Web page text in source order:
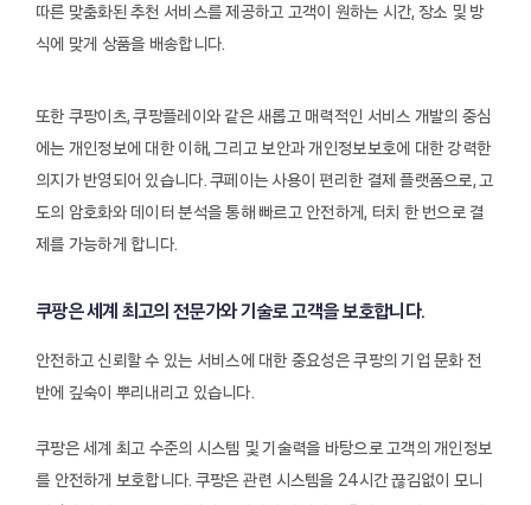
따른 맞춤화된 추천 서비스를 제공하고 고객이 원하는 시간, 장소 및 방
식에 맞게 상품을 배송합니다.
또한 쿠팡이츠, 쿠팡플레이와 같은 새롭고 매력적인 서비스 개발의 중심
에는 개인정보에 대한 이해, 그리고 보안과 개인정보보호에 대한 강력한
의지가 반영되어 있습니다. 쿠페이는 사용이 편리한 결제 플랫폼으로, 고
도의 암호화와 데이터 분석을 통해 빠르고 안전하게, 터치 한 번으로 결
제를 가능하게 합니다.
쿠팡은 세계 최고의 전문가와 기술로 고객을 보호합니다.
안전하고 신뢰할 수 있는 서비스에 대한 중요성은 쿠팡의 기업 문화 전
반에 깊숙이 뿌리내리고 있습니다.
쿠팡은 세계 최고 수준의 시스템 및 기술력을 바탕으로 고객의 개인정보
를 안전하게 보호합니다. 쿠팡은 관련 시스템을 24시간 끊김없이 모니